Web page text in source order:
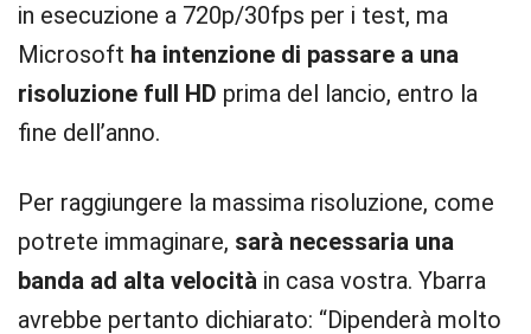
in esecuzione a 720p/30fps per i test, ma
Microsoft ha intenzione di passare a una
risoluzione full HD prima del lancio, entro la
fine dell’anno.
Per raggiungere la massima risoluzione, come
potrete immaginare, sarà necessaria una
banda ad alta velocità in casa vostra. Ybarra
avrebbe pertanto dichiarato: “Dipenderà molto